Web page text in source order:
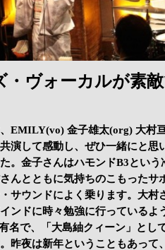
・ヴォーカルが素
EMILY(vo) 金子雄太(org) 大村
演して感動し、ぜひ一緒にと思
。金子さんはハモンドB3という
んとともに気持ちのこもったサ
サウンドによく乗ります。大村
ンドに時々勉強に行っているよ
名で、「大島紬クィーン」とし
昨夜は新年ということもあって